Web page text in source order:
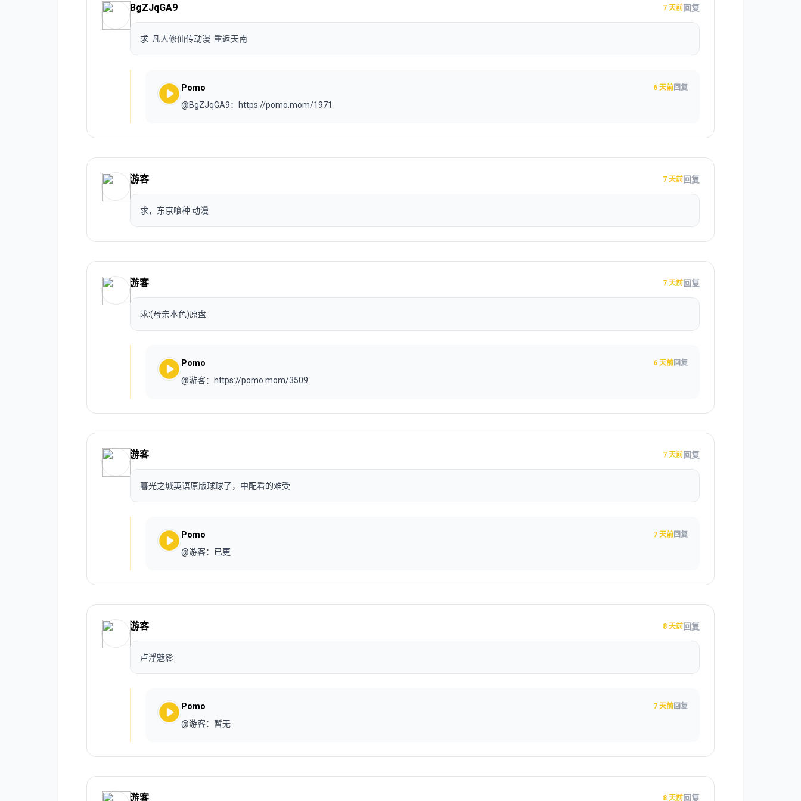
BgZJqGA9 7 天前 回复
求 凡人修仙传动漫 重返天南
Pomo 6 天前回复
@BgZJqGA9：https://pomo.mom/1971
游客 7 天前 回复
求，东京喰种 动漫
游客 7 天前 回复
求:(母亲本色)原盘
Pomo 6 天前回复
@游客：https://pomo.mom/3509
游客 7 天前 回复
暮光之城英语原版球球了，中配看的难受
Pomo 7 天前回复
@游客：已更
游客 8 天前 回复
卢浮魅影
Pomo 7 天前回复
@游客：暂无
游客 8 天前 回复